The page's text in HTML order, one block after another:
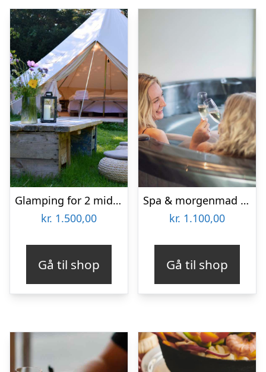
Glamping for 2 midt i Langelands smukke natur hos Littlest
kr. 1.500,00
Gå til shop
Spa & morgenmad for 2 hos Hotel BramslevGaard
kr. 1.100,00
Gå til shop